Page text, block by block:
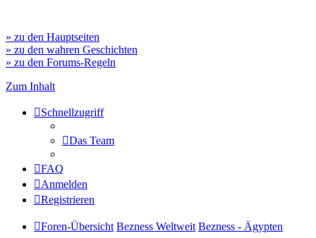
» zu den Hauptseiten
» zu den wahren Geschichten
» zu den Forums-Regeln
Zum Inhalt
Schnellzugriff
Das Team
FAQ
Anmelden
Registrieren
Foren-Übersicht Bezness Weltweit Bezness - Ägypten